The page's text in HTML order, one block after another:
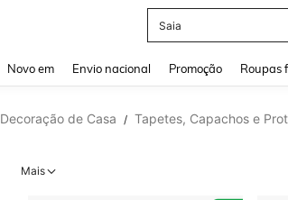
Calça Jeans Feminina
Novo em Envio nacional Promoção Roupas
Decoração de Casa / Tapetes, Capachos e
Mais